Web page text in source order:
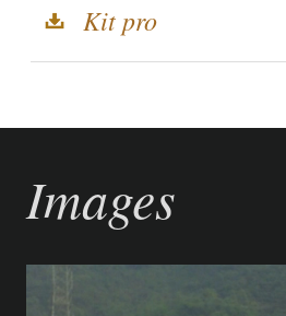
Kit pro
Images